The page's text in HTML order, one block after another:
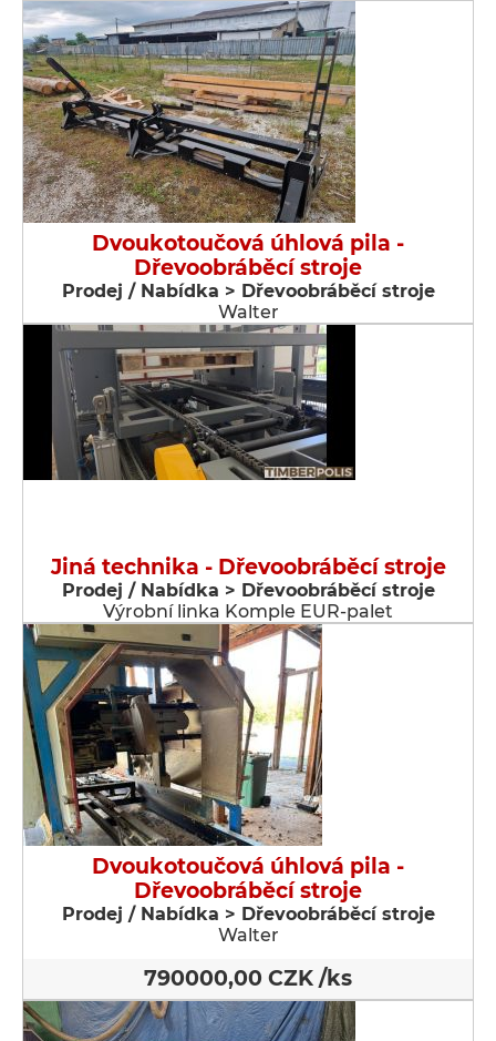
Dvoukotoučová úhlová pila -
Dřevoobráběcí stroje
Prodej / Nabídka > Dřevoobráběcí stroje
Walter
Jiná technika - Dřevoobráběcí stroje
Prodej / Nabídka > Dřevoobráběcí stroje
Výrobní linka Komple EUR-palet
Dvoukotoučová úhlová pila -
Dřevoobráběcí stroje
Prodej / Nabídka > Dřevoobráběcí stroje
Walter
790000,00 CZK /ks